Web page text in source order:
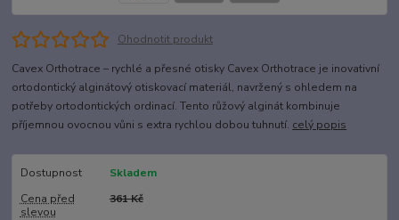
Ohodnotit produkt
Cavex Orthotrace – rychlé a přesné otisky Cavex Orthotrace je inovativní
ortodontický alginátový otiskovací materiál, navržený s ohledem na
potřeby ortodontických ordinací. Tento růžový alginát kombinuje
příjemnou ovocnou vůni s extra rychlou dobou tuhnutí. celý popis
Dostupnost
Skladem
Cena před
slevou
361 Kč